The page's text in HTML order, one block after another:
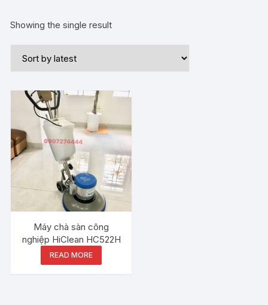
Showing the single result
Máy chà sàn công
nghiệp HiClean HC522H
READ MORE